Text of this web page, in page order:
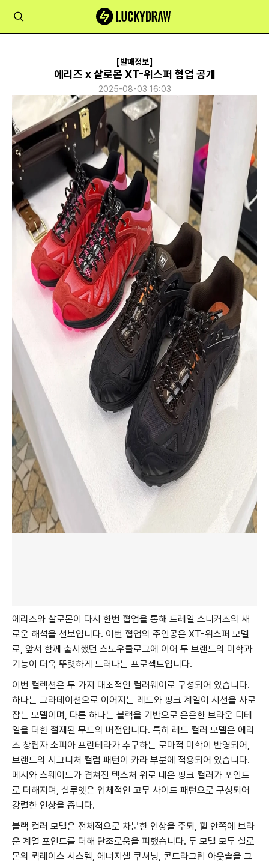
[발매정보]
에리즈 x 살로몬 XT-위스퍼 협업 공개
2025-08-03 16:03
에리즈와 살로몬이 다시 한번 협업을 통해 트레일 스니커즈의 새
로운 해석을 선보입니다. 이번 협업의 주인공은 XT-위스퍼 모델
로, 앞서 함께 출시했던 스노우클로그에 이어 두 브랜드의 미학과
기능이 더욱 뚜렷하게 드러나는 프로젝트입니다.
이번 컬렉션은 두 가지 대조적인 컬러웨이로 구성되어 있습니다.
하나는 그라데이션으로 이어지는 레드와 핑크 계열이 시선을 사로
잡는 모델이며, 다른 하나는 블랙을 기반으로 은은한 브라운 디테
일을 더한 절제된 무드의 버전입니다. 특히 레드 컬러 모델은 에리
즈 창립자 소피아 프란테라가 추구하는 로마적 미학이 반영되어,
브랜드의 시그니처 컬럼 패턴이 카라 부분에 적용되어 있습니다.
메시와 스웨이드가 겹쳐진 텍스처 위로 네온 핑크 컬러가 포인트
로 더해지며, 실루엣은 입체적인 고무 사이드 패턴으로 구성되어
강렬한 인상을 줍니다.
블랙 컬러 모델은 전체적으로 차분한 인상을 주되, 힐 안쪽에 브라
운 계열 포인트를 더해 단조로움을 피했습니다. 두 모델 모두 살로
몬의 퀵레이스 시스템, 에너지셀 쿠셔닝, 콘트라그립 아웃솔을 그